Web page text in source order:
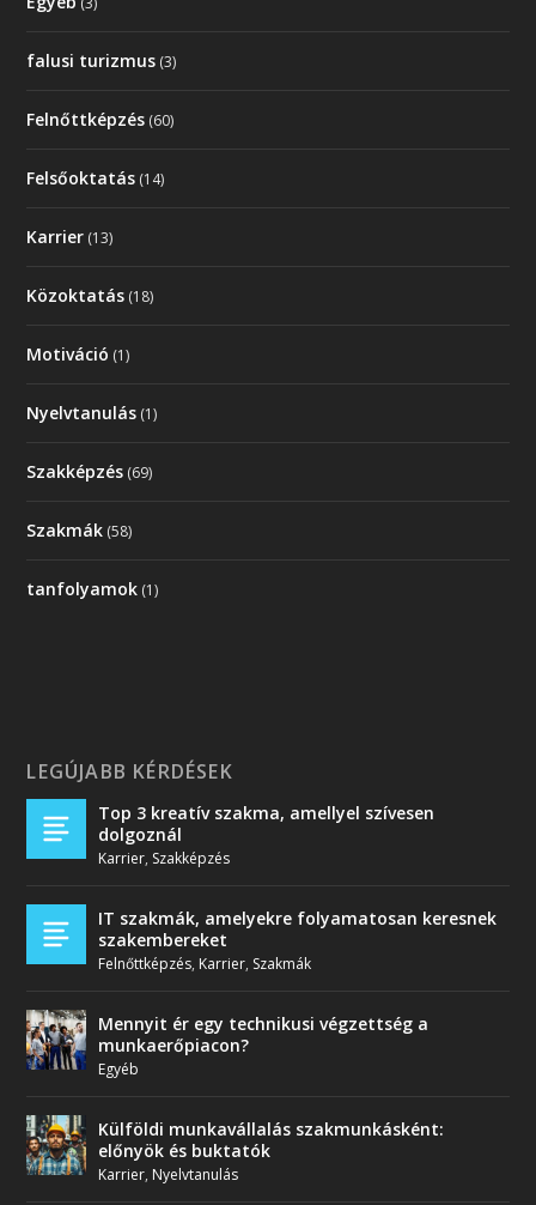
falusi turizmus (3)
Felnőttképzés (60)
Felsőoktatás (14)
Karrier (13)
Közoktatás (18)
Motiváció (1)
Nyelvtanulás (1)
Szakképzés (69)
Szakmák (58)
tanfolyamok (1)
LEGÚJABB KÉRDÉSEK
Top 3 kreatív szakma, amellyel szívesen
dolgoznál
Karrier, Szakképzés
IT szakmák, amelyekre folyamatosan keresnek
szakembereket
Felnőttképzés, Karrier, Szakmák
Mennyit ér egy technikusi végzettség a
munkaerőpiacon?
Egyéb
Külföldi munkavállalás szakmunkásként:
előnyök és buktatók
Karrier, Nyelvtanulás